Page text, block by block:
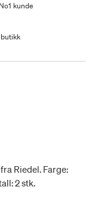
kunde
Riedel. Farge:
2 stk.